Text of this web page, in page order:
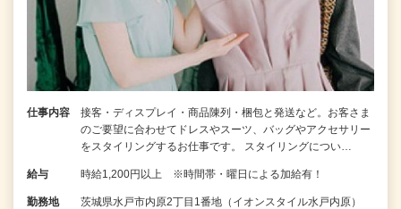
仕事内容
接客・ディスプレイ・商品陳列・梱包と発送など。お客さま
のご要望に合わせてドレスやスーツ、バッグやアクセサリー
をスタイリングするお仕事です。 スタイリングについ…
給与 時給1,200円以上 ※時間帯・曜日による加給有！
勤務地 茨城県水戸市内原2丁目1番地（イオンスタイル水戸内原）